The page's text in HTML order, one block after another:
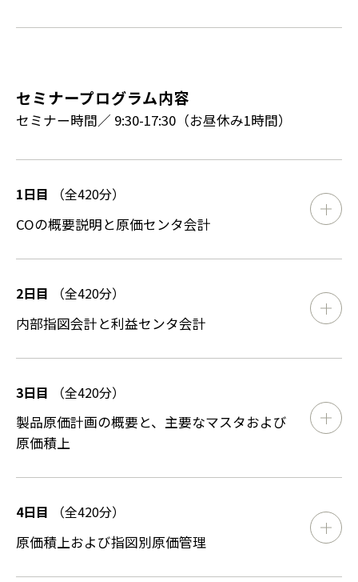
セミナープログラム内容
セミナー時間／ 9:30-17:30（お昼休み1時間）
1日目 （全420分）
COの概要説明と原価センタ会計
2日目 （全420分）
内部指図会計と利益センタ会計
3日目 （全420分）
製品原価計画の概要と、主要なマスタおよび
原価積上
4日目 （全420分）
原価積上および指図別原価管理